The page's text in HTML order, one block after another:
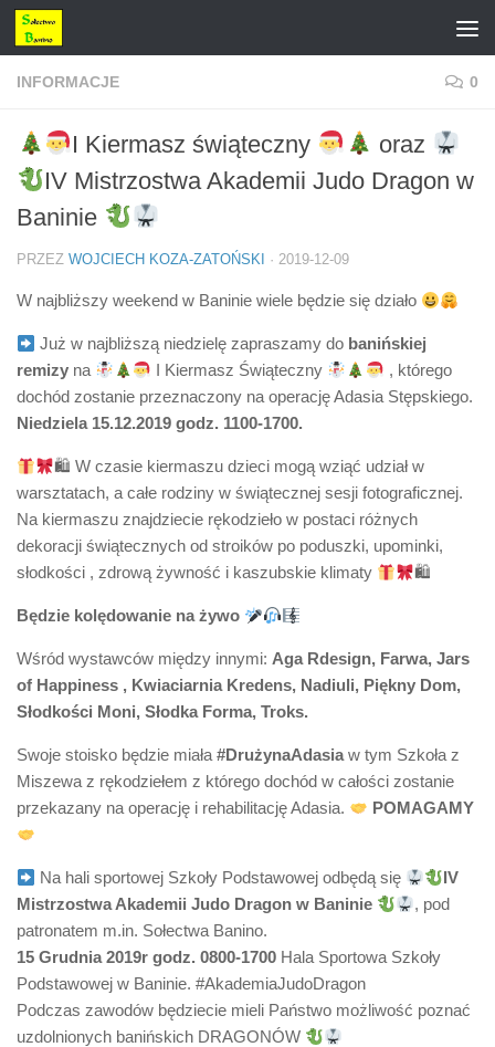
Przejdź do treści
INFORMACJE 0
I Kiermasz świąteczny
oraz
IV Mistrzostwa Akademii Judo Dragon w
Baninie
PRZEZ WOJCIECH KOZA-ZATOŃSKI · 2019-12-09
W najbliższy weekend w Baninie wiele będzie się działo
Już w najbliższą niedzielę zapraszamy do banińskiej
remizy na I Kiermasz Świąteczny
, którego
dochód zostanie przeznaczony na operację Adasia Stępskiego.
Niedziela 15.12.2019 godz. 1100-1700.
🛍 W czasie kiermaszu dzieci mogą wziąć udział w
warsztatach, a całe rodziny w świątecznej sesji fotograficznej.
Na kiermaszu znajdziecie rękodzieło w postaci różnych
dekoracji świątecznych od stroików po poduszki, upominki,
słodkości , zdrową żywność i kaszubskie klimaty
🛍
Będzie kolędowanie na żywo
Wśród wystawców między innymi: Aga Rdesign, Farwa, Jars
of Happiness , Kwiaciarnia Kredens, Nadiuli, Piękny Dom,
Słodkości Moni, Słodka Forma, Troks.
Swoje stoisko będzie miała #DrużynaAdasia w tym Szkoła z
Miszewa z rękodziełem z którego dochód w całości zostanie
przekazany na operację i rehabilitację Adasia.
POMAGAMY
Na hali sportowej Szkoły Podstawowej odbędą się
IV
Mistrzostwa Akademii Judo Dragon w Baninie
, pod
patronatem m.in. Sołectwa Banino.
15 Grudnia 2019r godz. 0800-1700 Hala Sportowa Szkoły
Podstawowej w Baninie. #AkademiaJudoDragon
Podczas zawodów będziecie mieli Państwo możliwość poznać
uzdolnionych banińskich DRAGONÓW